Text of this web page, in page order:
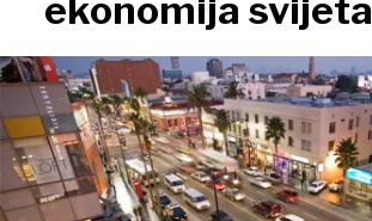
ekonomija svijeta